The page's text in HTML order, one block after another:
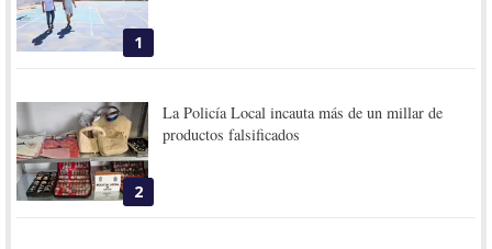
1
2
La Policía Local incauta más de un millar de
productos falsificados